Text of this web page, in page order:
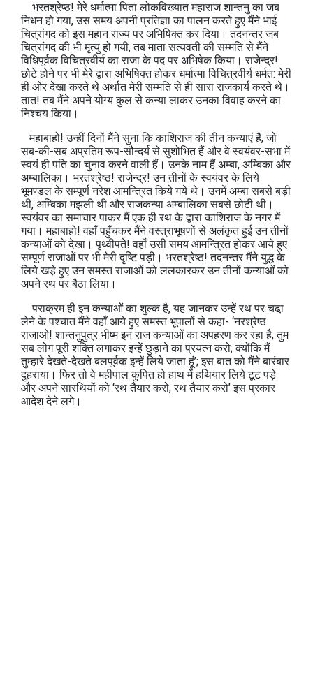
भरतश्रेष्‍ठ! मेरे धर्मात्मा पिता लोकविख्‍यात महाराज शान्तनु का जब
निधन हो गया, उस समय अपनी प्रतिज्ञा का पालन करते हुए मैंने भाई
चित्रांगद को इस महान राज्य पर अभिषिक्त कर दिया। तदनन्तर जब
चित्रांगद की भी मृत्यु हो गयी, तब माता सत्यवती की सम्मति से मैंने
विधिपूर्वक विचित्रवीर्य का राजा के पद पर अभिषेक किया। राजेन्द्र!
छोटे होने पर भी मेरे द्वारा अभिषिक्त होकर धर्मात्मा विचित्रवीर्य धर्मत: मेरी
ही ओर देखा करते थे अर्थात मेरी सम्मति से ही सारा राजकार्य करते थे।
तात! तब मैंने अपने योग्य कुल से कन्या लाकर उनका विवाह करने का
निश्‍चय किया।
महाबाहो! उन्हीं दिनों मैंने सुना कि काशिराज की तीन कन्याएं हैं, जो
सब-की-सब अप्रतिम रूप-सौन्दर्य से सुशोभित हैं और वे स्वयंवर-सभा में
स्वयं ही पति का चुनाव करने वाली हैं। उनके नाम हैं अम्बा, अम्बिका और
अम्बालिका। भरतश्रेष्‍ठ! राजेन्द्र! उन तीनों के स्वयंवर के लिये
भूमण्‍डल के सम्पूर्ण नरेश आमन्त्रित किये गये थे। उनमें अम्बा सबसे बड़ी
थी, अम्बिका मझली थी और राजकन्या अम्बालिका सबसे छोटी थी।
स्वयंवर का समाचार पाकर मैं एक ही रथ के द्वारा काशिराज के नगर में
गया। महाबाहो! वहाँ पहुँचकर मैंने वस्त्राभूषणों से अलंकृत हुई उन तीनों
कन्याओं को देखा। पृथ्‍वीपते! वहाँ उसी समय आ‍मन्त्रित होकर आये हुए
सम्पूर्ण राजाओं पर भी मेरी दृष्टि पड़ी। भरतश्रेष्‍ठ! तदनन्तर मैंने युद्ध के
लिये खडे़ हुए उन समस्त राजाओं को ललकारकर उन तीनों कन्याओं को
अपने रथ पर बैठा लिया।
पराक्रम ही इन कन्याओं का शुल्क है, यह जानकर उन्हें रथ पर चढा़
लेने के पश्‍चात मैंने वहाँ आये हुए समस्त भूपालों से कहा- ‘नरश्रेष्‍ठ
राजाओ! शान्तनुपुत्र भीष्‍म इन राज कन्याओं का अपहरण कर रहा है, तुम
सब लोग पूरी शक्ति लगाकर इन्हें छुड़ाने का प्रयत्न करो; क्योंकि मैं
तुम्हारे देखते-देखते बलपूर्वक इन्हें लिये जाता हूं’; इस बात को मैंने बारंबार
दुहराया। फिर तो वे महीपाल कुपित हो हाथ में हथियार लिये टूट पड़े
और अपने सारथियों को ‘रथ तैयार करो, रथ तैयार करो’ इस प्रकार
आदेश देने लगे।